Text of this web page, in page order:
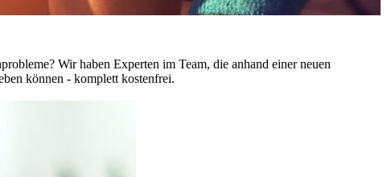
Wir haben Experten im Team, die anhand einer neuen
können - komplett kostenfrei.